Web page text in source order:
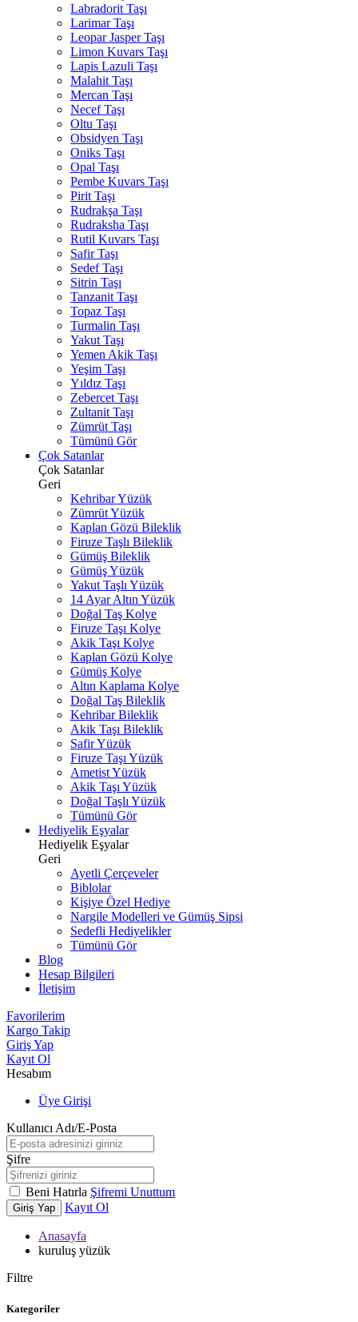
Labradorit Taşı
Larimar Taşı
Leopar Jasper Taşı
Limon Kuvars Taşı
Lapis Lazuli Taşı
Malahit Taşı
Mercan Taşı
Necef Taşı
Oltu Taşı
Obsidyen Taşı
Oniks Taşı
Opal Taşı
Pembe Kuvars Taşı
Pirit Taşı
Rudrakşa Taşı
Rudraksha Taşı
Rutil Kuvars Taşı
Safir Taşı
Sedef Taşı
Sitrin Taşı
Tanzanit Taşı
Topaz Taşı
Turmalin Taşı
Yakut Taşı
Yemen Akik Taşı
Yeşim Taşı
Yıldız Taşı
Zebercet Taşı
Zultanit Taşı
Zümrüt Taşı
Tümünü Gör
Çok Satanlar
Çok Satanlar
Geri
Kehribar Yüzük
Zümrüt Yüzük
Kaplan Gözü Bileklik
Firuze Taşlı Bileklik
Gümüş Bileklik
Gümüş Yüzük
Yakut Taşlı Yüzük
14 Ayar Altın Yüzük
Doğal Taş Kolye
Firuze Taşı Kolye
Akik Taşı Kolye
Kaplan Gözü Kolye
Gümüş Kolye
Altın Kaplama Kolye
Doğal Taş Bileklik
Kehribar Bileklik
Akik Taşı Bileklik
Safir Yüzük
Firuze Taşı Yüzük
Ametist Yüzük
Akik Taşı Yüzük
Doğal Taşlı Yüzük
Tümünü Gör
Hediyelik Eşyalar
Hediyelik Eşyalar
Geri
Ayetli Çerçeveler
Biblolar
Kişiye Özel Hediye
Nargile Modelleri ve Gümüş Sipsi
Sedefli Hediyelikler
Tümünü Gör
Blog
Hesap Bilgileri
İletişim
Favorilerim
Kargo Takip
Giriş Yap
Kayıt Ol
Hesabım
Üye Girişi
Kullanıcı Adı/E-Posta
Şifre
Beni Hatırla Şifremi Unuttum
Giriş Yap Kayıt Ol
Anasayfa
kuruluş yüzük
Filtre
Kategoriler